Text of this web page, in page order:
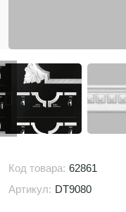
Код товара: 62861
Артикул: DT9080